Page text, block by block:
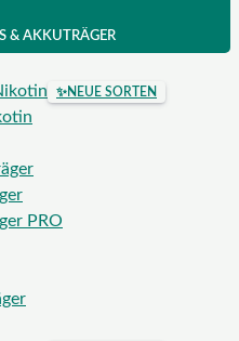
& AKKUTRÄGER
✨NEUE SORTEN
PRO